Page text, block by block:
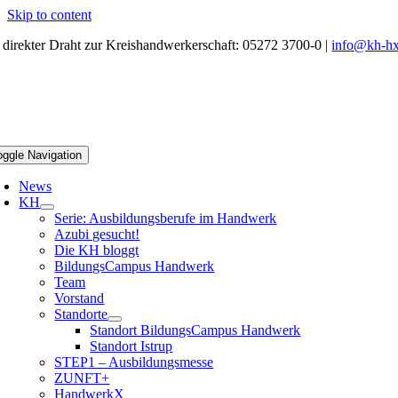
Skip to content
Draht zur Kreishandwerkerschaft: 05272 3700-0 |info@kh-
Navigation
News
KH
Serie: Ausbildungsberufe im Handwerk
Azubi gesucht!
Die KH bloggt
BildungsCampus Handwerk
Team
Vorstand
Standorte
Standort BildungsCampus Handwerk
Standort Istrup
STEP1 – Ausbildungsmesse
ZUNFT+
HandwerkX